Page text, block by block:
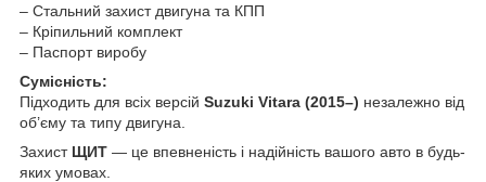
– Стальний захист двигуна та КПП
– Кріпильний комплект
– Паспорт виробу
Сумісність:
Підходить для всіх версій Suzuki Vitara (2015–) незалежно від
об’єму та типу двигуна.
Захист ЩИТ — це впевненість і надійність вашого авто в будь-
яких умовах.